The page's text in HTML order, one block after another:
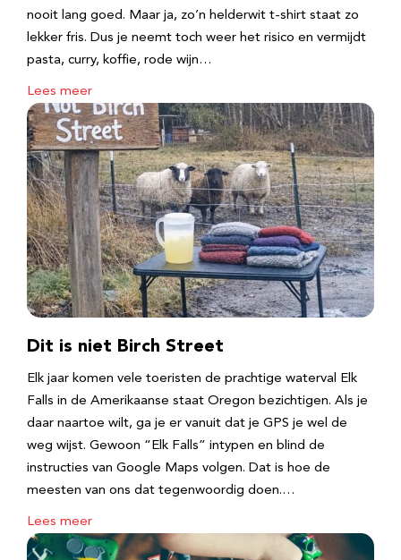
nooit lang goed. Maar ja, zo’n helderwit t-shirt staat zo
lekker fris. Dus je neemt toch weer het risico en vermijdt
pasta, curry, koffie, rode wijn…
Lees meer
Dit is niet Birch Street
Elk jaar komen vele toeristen de prachtige waterval Elk
Falls in de Amerikaanse staat Oregon bezichtigen. Als je
daar naartoe wilt, ga je er vanuit dat je GPS je wel de
weg wijst. Gewoon “Elk Falls” intypen en blind de
instructies van Google Maps volgen. Dat is hoe de
meesten van ons dat tegenwoordig doen.…
Lees meer